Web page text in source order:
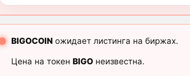
BIGOCOINожидает листинга на биржах.
Цена на токен BIGOнеизвестна.